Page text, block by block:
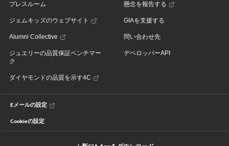
プレスルーム
ジェムキッズのウェブサイト
Alumni Collective
ジュエリーの品質保証ベンチマー
ク
ダイヤモンドの品質を示す4C
懸念を報告する
GIAを支援する
問い合わせ先
デベロッパーAPI
Eメールの設定
Cookieの設定